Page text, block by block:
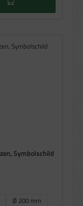
Symbolschild
Ø 200 mm